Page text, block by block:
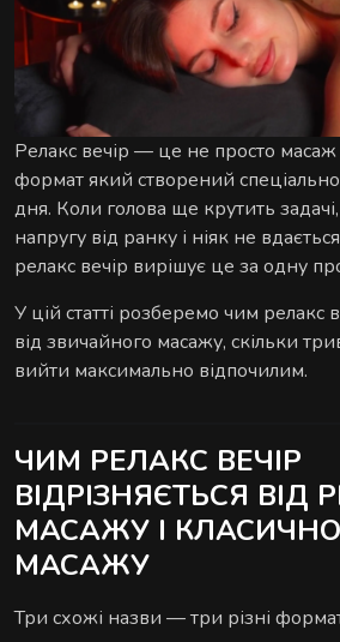
Релакс вечір — це не просто масаж
формат який створений
дня. Коли голова ще крутить
напругу від ранку і ніяк не
релакс вечір вирішує це за одну
У цій статті розберемо чим релакс
від звичайного масажу, скільки
вийти максимально відпочилим.
ЧИМ РЕЛАКС ВЕЧІР
ВІДРІЗНЯЄТЬСЯ ВІД
МАСАЖУ І
МАСАЖУ
Три схожі назви — три різні
Сеанс для двох — поруч,
на вибір.
ЕКСКЛЮЗИВНІ МАСАЖІ
відновлення.
РИТУАЛИ ВІДНОВЛЕННЯ
Комплексні процедури для